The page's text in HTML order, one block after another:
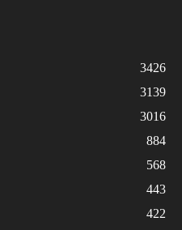
3426
3139
3016
884
568
443
422